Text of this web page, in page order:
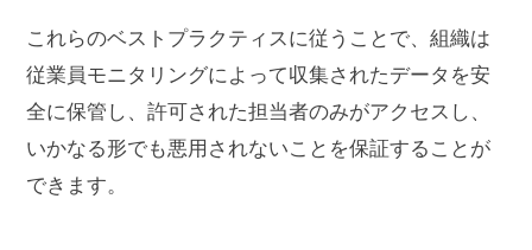
これらのベストプラクティスに従うことで、組織は
従業員モニタリングによって収集されたデータを安
全に保管し、許可された担当者のみがアクセスし、
いかなる形でも悪用されないことを保証することが
できます。